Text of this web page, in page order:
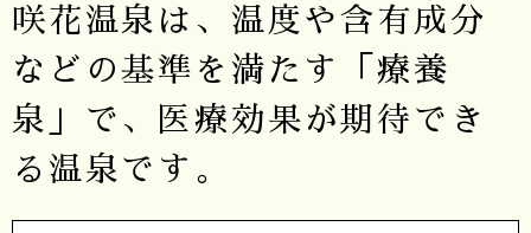
咲花温泉は、温度や含有成分
などの基準を満たす「療養
泉」で、医療効果が期待でき
る温泉です。